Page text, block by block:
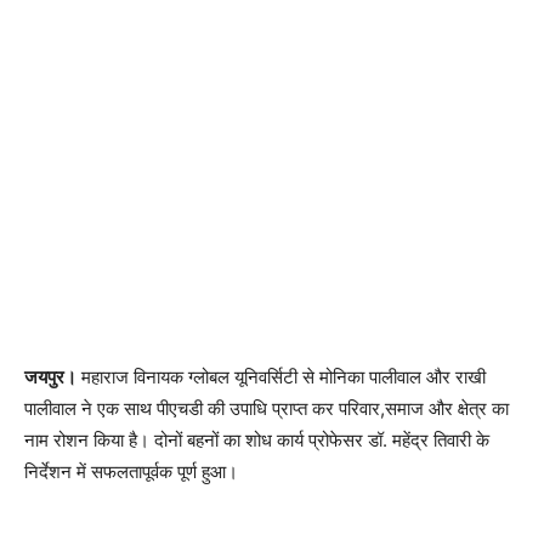
जयपुर। महाराज विनायक ग्लोबल यूनिवर्सिटी से मोनिका पालीवाल और राखी
पालीवाल ने एक साथ पीएचडी की उपाधि प्राप्त कर परिवार,समाज और क्षेत्र का
नाम रोशन किया है। दोनों बहनों का शोध कार्य प्रोफेसर डॉ. महेंद्र तिवारी के
निर्देशन में सफलतापूर्वक पूर्ण हुआ।